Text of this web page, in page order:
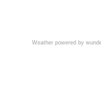
Weather powered by